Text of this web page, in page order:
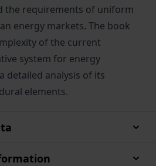
the requirements of uniform
energy markets. The book
of the current
system for energy
detailed analysis of its
elements.